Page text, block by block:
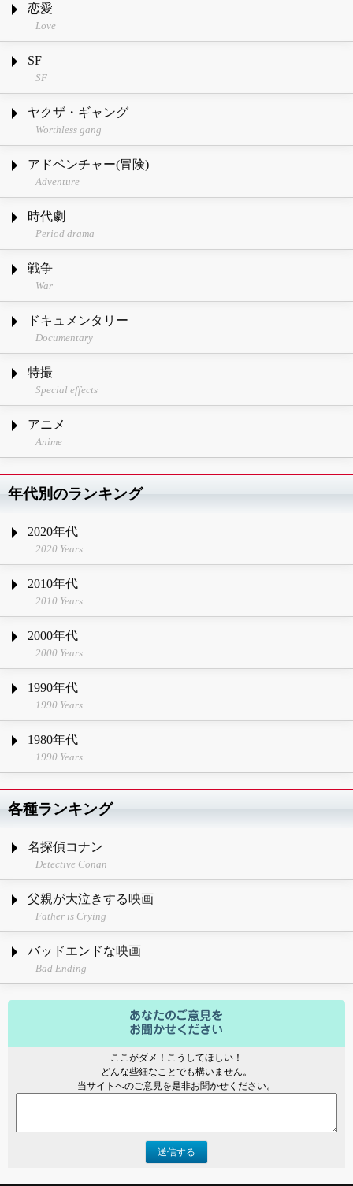
恋愛
Love
SF
SF
ヤクザ・ギャング
Worthless gang
アドベンチャー(冒険)
Adventure
時代劇
Period drama
戦争
War
ドキュメンタリー
Documentary
特撮
Special effects
アニメ
Anime
年代別のランキング
2020年代
2020 Years
2010年代
2010 Years
2000年代
2000 Years
1990年代
1990 Years
1980年代
1990 Years
各種ランキング
名探偵コナン
Detective Conan
父親が大泣きする映画
Father is Crying
バッドエンドな映画
Bad Ending
ここがダメ！こうしてほしい！
どんな些細なことでも構いません。
当サイトへのご意見を是非お聞かせください。
送信する